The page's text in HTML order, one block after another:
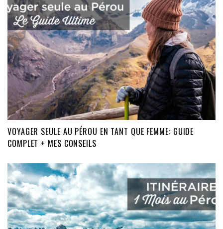
VOYAGER SEULE AU PÉROU EN TANT QUE FEMME: GUIDE
COMPLET + MES CONSEILS